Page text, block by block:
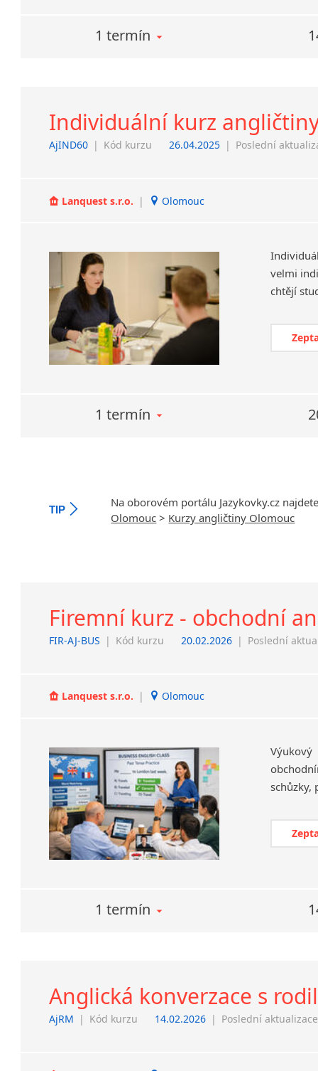
1 termín
Individuální kurz
AjIND60 | Kód kurzu 26.04.2025 | Poslední
Lanquest s.r.o. | Olomouc
velmi
1 termín
TIP
Na oborovém portálu Jazykovky.cz
Olomouc > Kurzy angličtiny Olomouc
Firemní kurz - obchodní
FIR-AJ-BUS | Kód kurzu 20.02.2026 | Poslední
Lanquest s.r.o. | Olomouc
1 termín
Anglická konverzace s
AjRM | Kód kurzu 14.02.2026 | Poslední aktualizace